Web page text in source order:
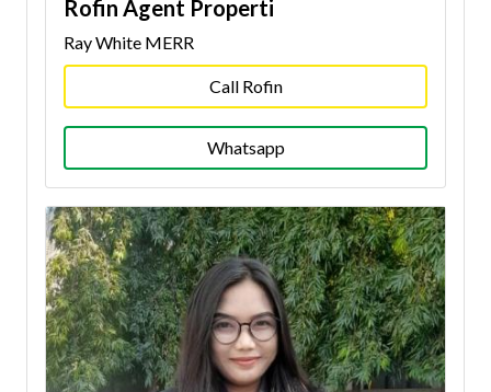
Rofin Agent Properti
Ray White MERR
Call Rofin
Whatsapp